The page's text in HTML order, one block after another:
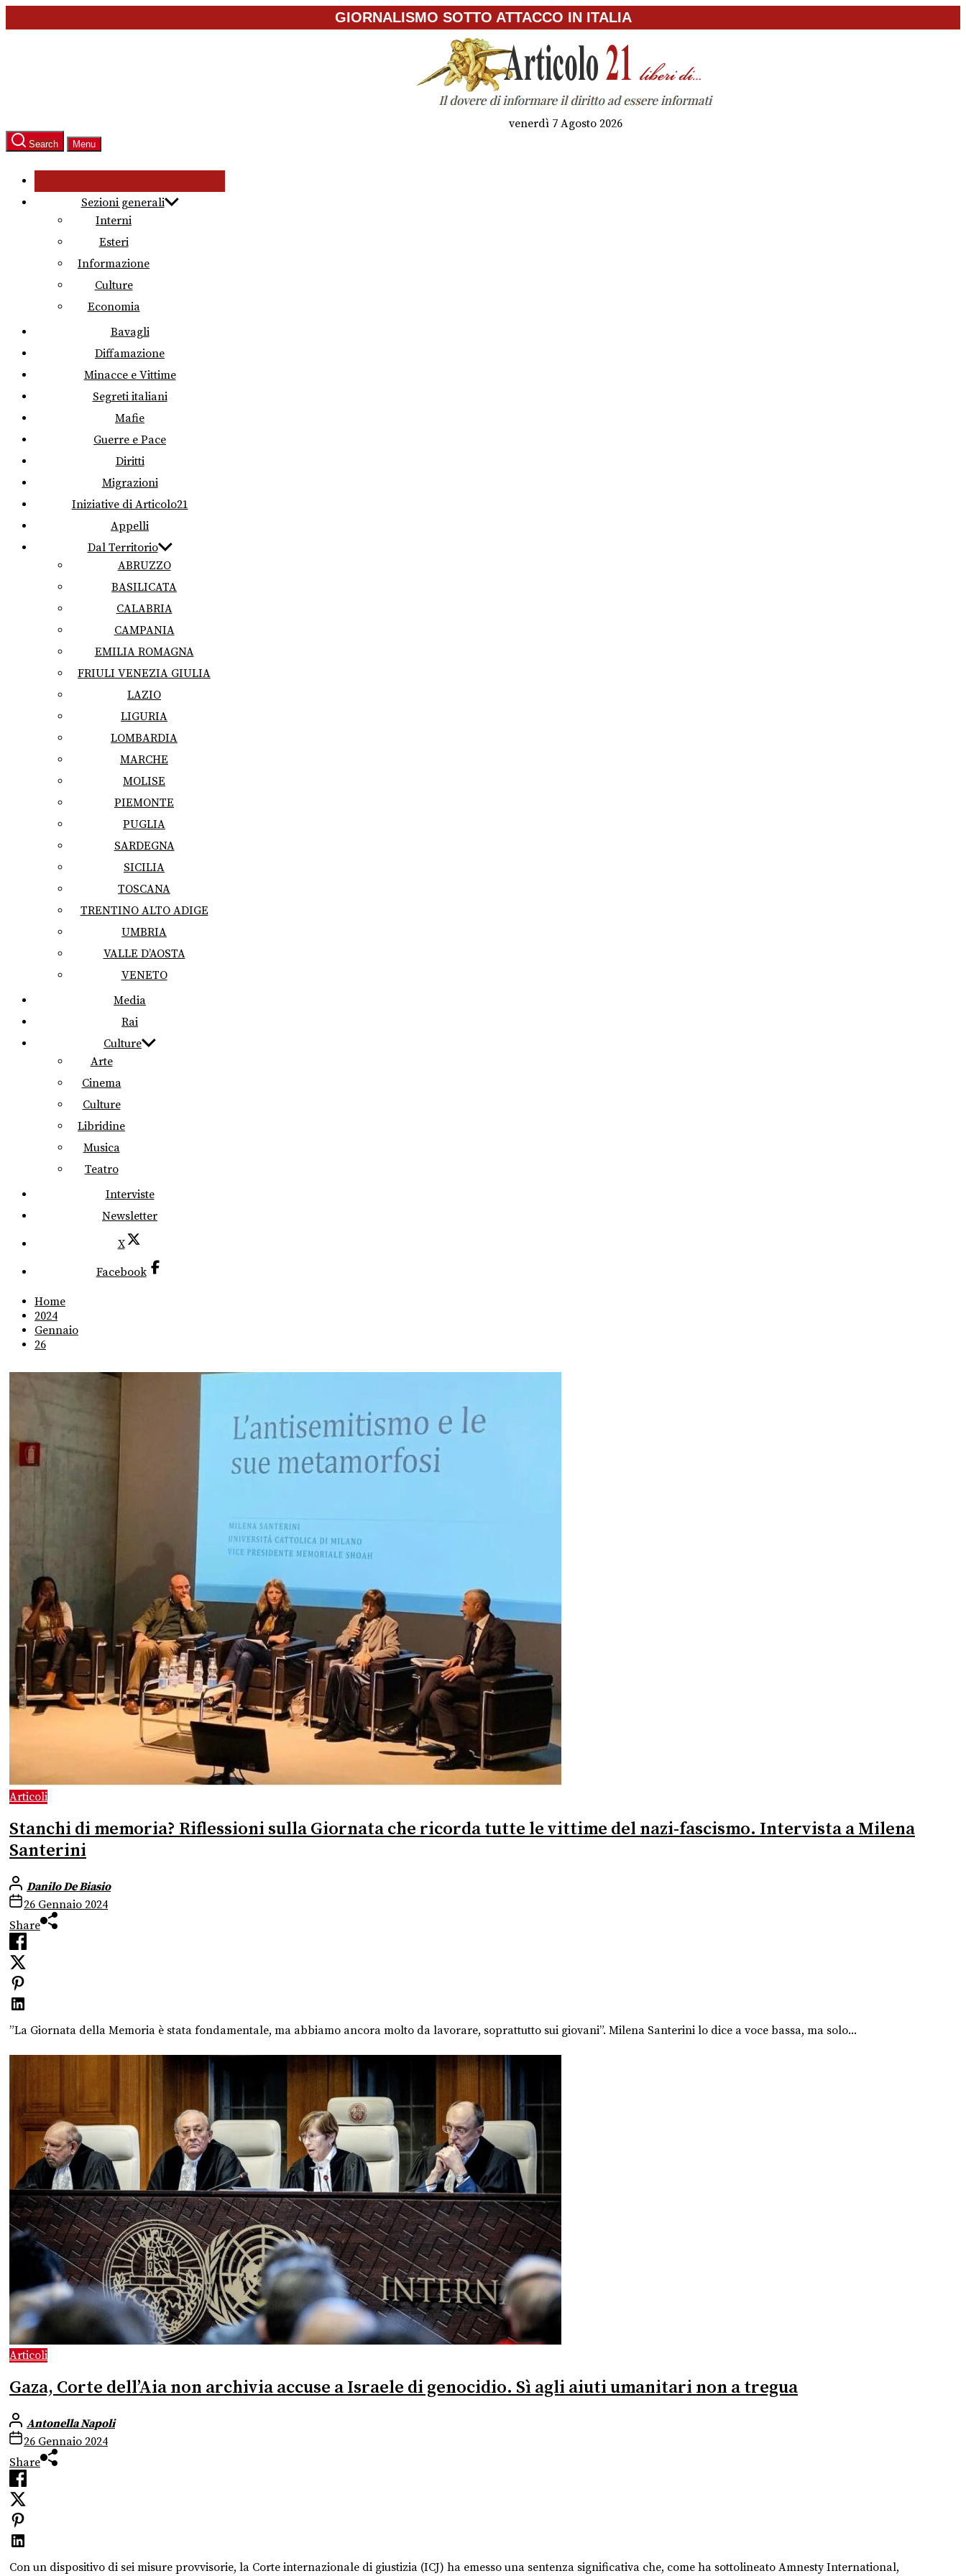
to
GIORNALISMO SOTTO ATTACCO IN ITALIA
venerdì 7 Agosto 2026
Search Menu
Sezioni generali
Interni
Esteri
Informazione
Culture
Economia
Bavagli
Diffamazione
Minacce e Vittime
Segreti italiani
Mafie
Guerre e Pace
Diritti
Migrazioni
Iniziative di Articolo21
Appelli
Dal Territorio
ABRUZZO
BASILICATA
CALABRIA
CAMPANIA
EMILIA ROMAGNA
FRIULI VENEZIA GIULIA
LAZIO
LIGURIA
LOMBARDIA
MARCHE
MOLISE
PIEMONTE
PUGLIA
SARDEGNA
SICILIA
TOSCANA
TRENTINO ALTO ADIGE
UMBRIA
VALLE D’AOSTA
VENETO
Media
Rai
Culture
Arte
Cinema
Culture
Libridine
Musica
Teatro
Interviste
Newsletter
X
Facebook
Home
2024
Gennaio
26
Articoli
Stanchi di memoria? Riflessioni sulla Giornata che ricorda tutte le vittime del nazi-fascismo. Intervista a Milena
Santerini
Danilo De Biasio
26 Gennaio 2024
Share
”La Giornata della Memoria è stata fondamentale, ma abbiamo ancora molto da lavorare, soprattutto sui giovani”. Milena Santerini lo dice a voce bassa, ma solo...
Articoli
Gaza, Corte dell’Aia non archivia accuse a Israele di genocidio. Sì agli aiuti umanitari non a tregua
Antonella Napoli
26 Gennaio 2024
Share
Con un dispositivo di sei misure provvisorie, la Corte internazionale di giustizia (ICJ) ha emesso una sentenza significativa che, come ha sottolineato Amnesty International,